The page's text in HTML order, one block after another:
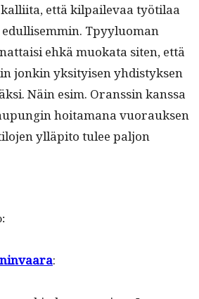
että kil­pail­e­vaa työti­laa
Tpyy­lu­o­man
ehkä muoka­ta siten, että
jonkin yksi­tyisen yhdis­tyk­sen
Näin esim. Oranssin kanssa
hoita­mana vuo­rauk­sen
ylläpi­to tulee paljon
: